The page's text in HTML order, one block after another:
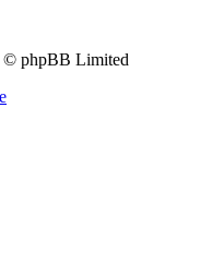
© phpBB Limited